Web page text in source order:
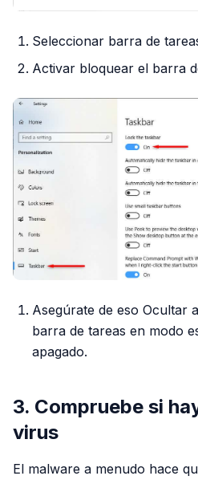
Seleccionar barra de
Activar bloquear el barra
Asegúrate de eso Ocultar
barra de tareas en modo
apagado.
3. Compruebe si
virus
El malware a menudo hace